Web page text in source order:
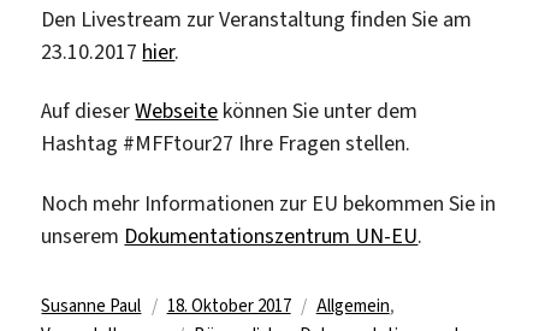
Den Livestream zur Veranstaltung finden Sie am
23.10.2017 hier.
Auf dieserWebseite können Sie unter dem
Hashtag #MFFtour27 Ihre Fragen stellen.
Noch mehr Informationen zur EU bekommen Sie in
unserem Dokumentationszentrum UN-EU.
Autor
Susanne Paul
Veröffentlicht
18. Oktober 2017 Kategorien
Allgemein,